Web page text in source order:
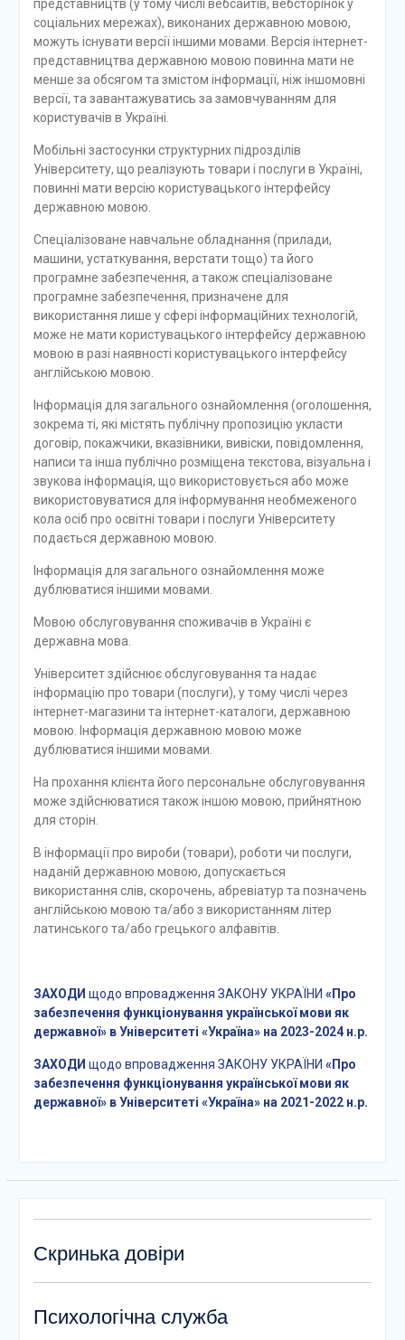
представництв (у тому числі вебсайтів, вебсторінок у
соціальних мережах), виконаних державною мовою,
можуть існувати версії іншими мовами. Версія інтернет-
представництва державною мовою повинна мати не
менше за обсягом та змістом інформації, ніж іншомовні
версії, та завантажуватись за замовчуванням для
користувачів в Україні.
Мобільні застосунки структурних підрозділів
Університету, що реалізують товари і послуги в Україні,
повинні мати версію користувацького інтерфейсу
державною мовою.
Спеціалізоване навчальне обладнання (прилади,
машини, устаткування, верстати тощо) та його
програмне забезпечення, а також спеціалізоване
програмне забезпечення, призначене для
використання лише у сфері інформаційних технологій,
може не мати користувацького інтерфейсу державною
мовою в разі наявності користувацького інтерфейсу
англійською мовою.
Інформація для загального ознайомлення (оголошення,
зокрема ті, які містять публічну пропозицію укласти
договір, покажчики, вказівники, вивіски, повідомлення,
написи та інша публічно розміщена текстова, візуальна і
звукова інформація, що використовується або може
використовуватися для інформування необмеженого
кола осіб про освітні товари і послуги Університету
подається державною мовою.
Інформація для загального ознайомлення може
дублюватися іншими мовами.
Мовою обслуговування споживачів в Україні є
державна мова.
Університет здійснює обслуговування та надає
інформацію про товари (послуги), у тому числі через
інтернет-магазини та інтернет-каталоги, державною
мовою. Інформація державною мовою може
дублюватися іншими мовами.
На прохання клієнта його персональне обслуговування
може здійснюватися також іншою мовою, прийнятною
для сторін.
В інформації про вироби (товари), роботи чи послуги,
наданій державною мовою, допускається
використання слів, скорочень, абревіатур та позначень
англійською мовою та/або з використанням літер
латинського та/або грецького алфавітів.
ЗАХОДИ щодо впровадження ЗАКОНУ УКРАЇНИ «Про
забезпечення функціонування української мови як
державної» в Університеті «Україна» на 2023-2024 н.р.
ЗАХОДИ щодо впровадження ЗАКОНУ УКРАЇНИ «Про
забезпечення функціонування української мови як
державної» в Університеті «Україна» на 2021-2022 н.р.
Скринька довіри
Психологічна служба